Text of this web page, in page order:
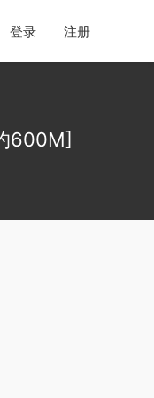
登录 注册
600M]